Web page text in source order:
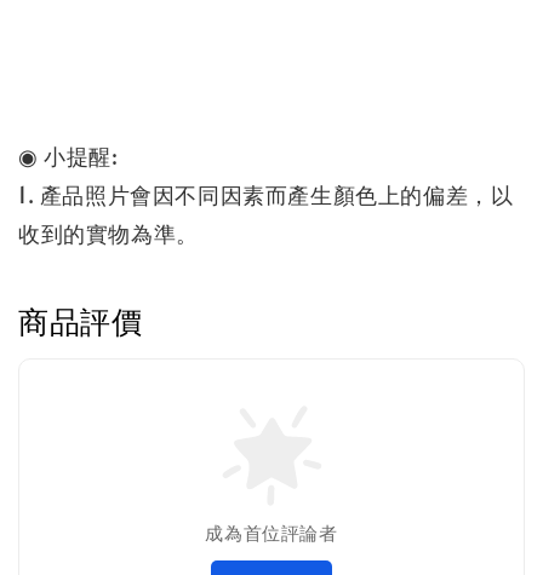
◉ 小提醒:
1. 產品照片會因不同因素而產生顏色上的偏差，以
收到的實物為準。
商品評價
成為首位評論者